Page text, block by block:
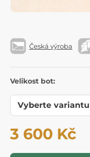
Česká výroba
Velikost bot:
3 600 Kč